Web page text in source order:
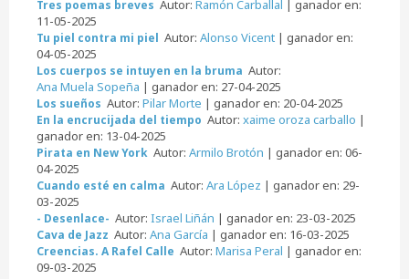
Tres poemas breves Autor: Ramón Carballal | ganador en:
11-05-2025
Tu piel contra mi piel Autor: Alonso Vicent | ganador en:
04-05-2025
Los cuerpos se intuyen en la bruma Autor:
Ana Muela Sopeña | ganador en: 27-04-2025
Los sueños Autor: Pilar Morte | ganador en: 20-04-2025
En la encrucijada del tiempo Autor: xaime oroza carballo |
ganador en: 13-04-2025
Pirata en New York Autor: Armilo Brotón | ganador en: 06-
04-2025
Cuando esté en calma Autor: Ara López | ganador en: 29-
03-2025
- Desenlace- Autor: Israel Liñán | ganador en: 23-03-2025
Cava de Jazz Autor: Ana García | ganador en: 16-03-2025
Creencias. A Rafel Calle Autor: Marisa Peral | ganador en:
09-03-2025